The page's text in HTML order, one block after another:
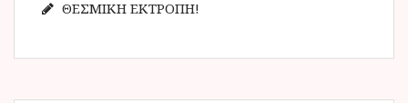
ΘΕΣΜΙΚΗ ΕΚΤΡΟΠΗ!